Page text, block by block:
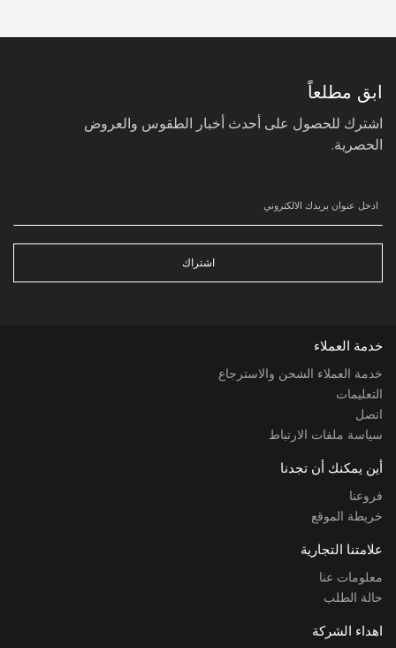
ابق مطلعاً
اشترك للحصول على أحدث أخبار الطقوس والعروض
الحصرية.
اشتراك
خدمة العملاء
خدمة العملاء الشحن والاسترجاع
التعليمات
اتصل
سياسة ملفات الارتباط
أين يمكنك أن تجدنا
فروعنا
خريطة الموقع
علامتنا التجارية
معلومات عنا
حالة الطلب
اهداء الشركة